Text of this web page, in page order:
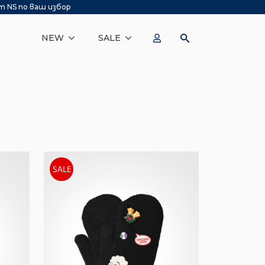
NS по ваш избор
NEW SALE
SALE